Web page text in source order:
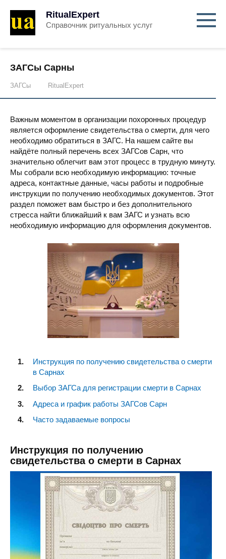
RitualExpert
Справочник ритуальных услуг
ЗАГСы Сарны
ЗАГСы RitualExpert
Важным моментом в организации похоронных процедур
является оформление свидетельства о смерти, для чего
необходимо обратиться в ЗАГС. На нашем сайте вы
найдёте полный перечень всех ЗАГСов Сарн, что
значительно облегчит вам этот процесс в трудную минуту.
Мы собрали всю необходимую информацию: точные
адреса, контактные данные, часы работы и подробные
инструкции по получению необходимых документов. Этот
раздел поможет вам быстро и без дополнительного
стресса найти ближайший к вам ЗАГС и узнать всю
необходимую информацию для оформления документов.
Инструкция по получению свидетельства о смерти
в Сарнах
Выбор ЗАГСа для регистрации смерти в Сарнах
Адреса и график работы ЗАГСов Сарн
Часто задаваемые вопросы
Инструкция по получению
свидетельства о смерти в Сарнах